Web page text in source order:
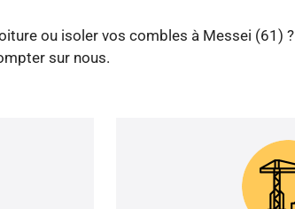
ou isoler vos combles à Messei (61) ?
sur nous.